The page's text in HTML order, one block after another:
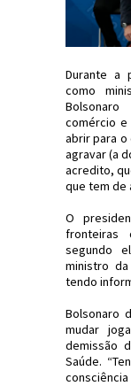
Durante a
como
comércio e
abrir para o
agravar (a
acredito,
que tem de
O
fronteiras
segundo
ministro
tendo
Bolsonaro
mudar
demissão
Saúde.
consciência